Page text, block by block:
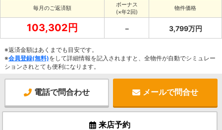
毎月のご返済額
ボーナス
(×年2回)
物件価格
103,302円 － 3,799万円
※返済金額はあくまでも目安です。
※会員登録(無料)をして詳細情報を記入されますと、全物件が自動でシミュレー
ションされとても便利になります。
電話で問合わせ メールで問合せ
来店予約